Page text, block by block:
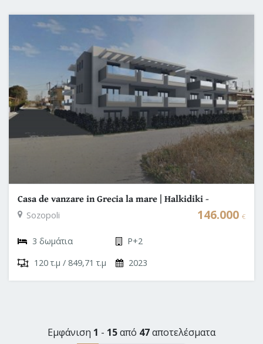
Casa de vanzare in Grecia la mare | Halkidiki -
Sozopoli
Sozopoli 146.000 €
3 δωμάτια
P+2
120 τ.μ / 849,71 τ.μ
2023
Εμφάνιση 1 - 15από 47αποτελέσματα